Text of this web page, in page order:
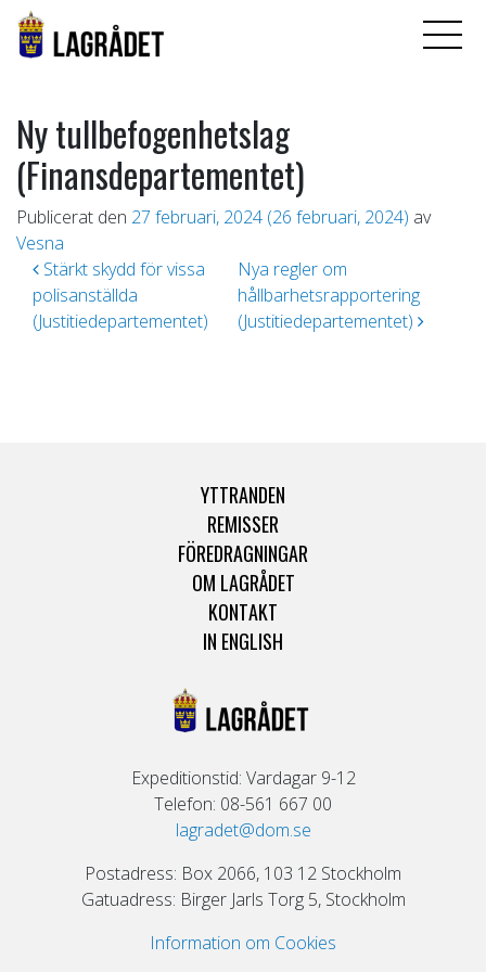
Ny tullbefogenhetslag
(Finansdepartementet)
Publicerat den 27 februari, 2024 (26 februari, 2024) av
Vesna
Inläggsnavigering
Stärkt skydd för vissa
polisanställda
(Justitiedepartementet)
Nya regler om
hållbarhetsrapportering
(Justitiedepartementet)
YTTRANDEN
REMISSER
FÖREDRAGNINGAR
OM LAGRÅDET
KONTAKT
IN ENGLISH
Expeditionstid: Vardagar 9-12
Telefon: 08-561 667 00
lagradet@dom.se
Postadress: Box 2066, 103 12 Stockholm
Gatuadress: Birger Jarls Torg 5, Stockholm
Information om Cookies